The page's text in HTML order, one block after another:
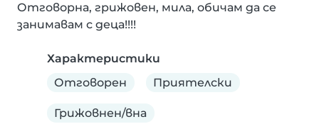
Отговорна, грижовен, мила, обичам да се
занимавам с деца!!!!
Характеристики
Отговорен
Приятелски
Грижовнен/вна